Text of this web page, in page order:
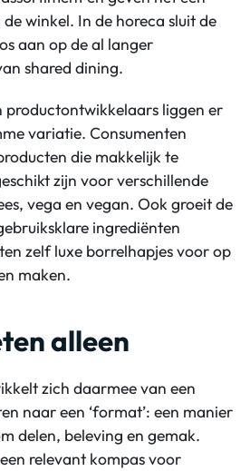
winkel. In de horeca sluit de
aan op de al langer
shared dining.
productontwikkelaars liggen er
variatie. Consumenten
die makkelijk te
zijn voor verschillende
vega en vegan. Ook groeit de
ingrediënten
zelf luxe borrelhapjesvoor op
maken.
alleen
zich daarmee van een
naar een ‘format’: een manier
delen, beleving en gemak.
relevant kompas voor